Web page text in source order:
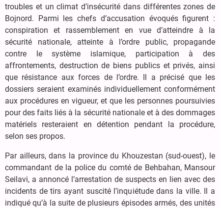
troubles et un climat d’insécurité dans différentes zones de
Bojnord. Parmi les chefs d’accusation évoqués figurent :
conspiration et rassemblement en vue d’atteindre à la
sécurité nationale, atteinte à l’ordre public, propagande
contre le système islamique, participation à des
affrontements, destruction de biens publics et privés, ainsi
que résistance aux forces de l’ordre. Il a précisé que les
dossiers seraient examinés individuellement conformément
aux procédures en vigueur, et que les personnes poursuivies
pour des faits liés à la sécurité nationale et à des dommages
matériels resteraient en détention pendant la procédure,
selon ses propos.
Par ailleurs, dans la province du Khouzestan (sud-ouest), le
commandant de la police du comté de Behbahan, Mansour
Seilavi, a annoncé l’arrestation de suspects en lien avec des
incidents de tirs ayant suscité l’inquiétude dans la ville. Il a
indiqué qu’à la suite de plusieurs épisodes armés, des unités